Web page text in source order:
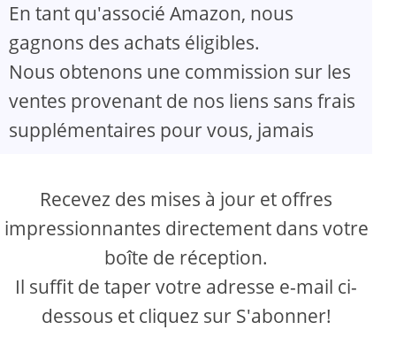
En tant qu'associé Amazon, nous
gagnons des achats éligibles.
Nous obtenons une commission sur les
ventes provenant de nos liens sans frais
supplémentaires pour vous, jamais
Recevez des mises à jour et offres
impressionnantes directement dans votre
boîte de réception.
Il suffit de taper votre adresse e-mail ci-
dessous et cliquez sur S'abonner!